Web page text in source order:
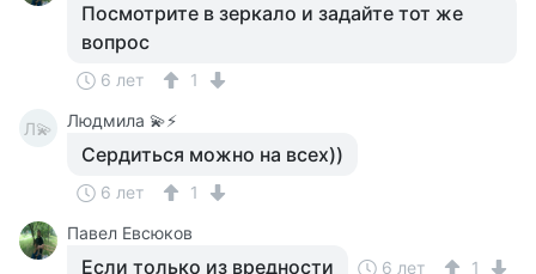
Посмотрите в зеркало и задайте тот же
вопрос
6 лет 1
Л💫 Людмила 💫⚡
Сердиться можно на всех))
6 лет
1
Павел Евсюков
Если только из вредности 6 лет 1